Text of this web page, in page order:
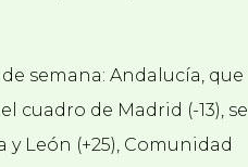
semana: Andalucía, que
de Madrid (-13), se
y León (+25), Comunidad